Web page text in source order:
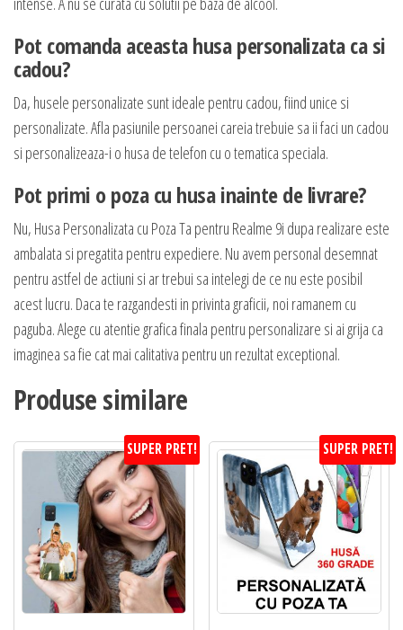
Pot comanda aceasta husa personalizata ca si
cadou?
Da, husele personalizate sunt ideale pentru cadou, fiind unice si
personalizate. Afla pasiunile persoanei careia trebuie sa ii faci un cadou
si personalizeaza-i o husa de telefon cu o tematica speciala.
Pot primi o poza cu husa inainte de livrare?
Nu, Husa Personalizata cu Poza Ta pentru Realme 9i dupa realizare este
ambalata si pregatita pentru expediere. Nu avem personal desemnat
pentru astfel de actiuni si ar trebui sa intelegi de ce nu este posibil
acest lucru. Daca te razgandesti in privinta graficii, noi ramanem cu
paguba. Alege cu atentie grafica finala pentru personalizare si ai grija ca
imaginea sa fie cat mai calitativa pentru un rezultat exceptional.
Produse similare
SUPER PRET! SUPER PRET!